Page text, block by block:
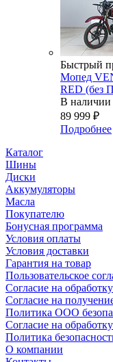
Быстрый
Мопед
RED (без
В наличии
89 999 ₽
Подробнее
Каталог
Шины
Диски
Аккумуляторы
Масла
Покупателю
Бонусная программа
Условия оплаты
Условия доставки
Гарантия на товар
Пользовательское
Согласие на
Согласие на
Политика ООО
Согласие на
Политика
О компании